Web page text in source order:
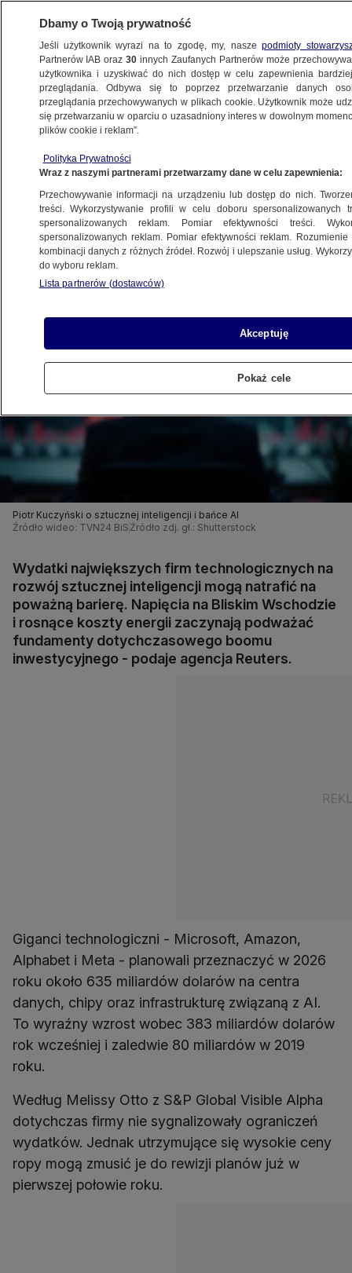
BIZNES
TECH
zapytania"
Oprac.Jan Sowa
31.03.2026, 13:38
Posłuchaj artykułu
Czyta lektor AI
Piotr Kuczyński o sztucznej inteligencji i bańce AI
Źródło wideo: TVN24 BiS Źródło zdj. gł.: Shutterstock
Wydatki największych firm technologicznych na
rozwój sztucznej inteligencji mogą natrafić na
poważną barierę. Napięcia na Bliskim Wschodzie
i rosnące koszty energii zaczynają podważać
fundamenty dotychczasowego boomu
inwestycyjnego - podaje agencja Reuters.
Giganci technologiczni - Microsoft, Amazon,
Alphabet i Meta - planowali przeznaczyć w 2026
roku około 635 miliardów dolarów na centra
danych, chipy oraz infrastrukturę związaną z AI.
To wyraźny wzrost wobec 383 miliardów dolarów
rok wcześniej i zaledwie 80 miliardów w 2019
roku.
Według Melissy Otto z S&P Global Visible Alpha
dotychczas firmy nie sygnalizowały ograniczeń
wydatków. Jednak utrzymujące się wysokie ceny
ropy mogą zmusić je do rewizji planów już w
pierwszej połowie roku.
Dbamy o Twoją prywatność
Jeśli użytkownik wyrazi na to zgodę, my, naszepodmioty
Partnerów IAB oraz30 innych Zaufanych Partnerów może
użytkownika i uzyskiwać do nich dostęp w celu zapewnienia
przeglądania. Odbywa się to poprzez przetwarzanie danych
przeglądania przechowywanych w plikach cookie. Użytkownik może
się przetwarzaniu w oparciu o uzasadniony interes w dowolnym
plików cookie i reklam”.
Polityka Prywatności
Wraz z naszymi partnerami przetwarzamy dane w celu zapewnienia:
Przechowywanie informacji na urządzeniu lub dostęp do nich.
treści. Wykorzystywanie profili w celu doboru spersonalizowanych
spersonalizowanych reklam. Pomiar efektywności treści.
spersonalizowanych reklam. Pomiar efektywności reklam.
kombinacji danych z różnych źródeł. Rozwój i ulepszanie usług.
do wyboru reklam.
Lista partnerów (dostawców)
Akceptuję
Pokaż cele